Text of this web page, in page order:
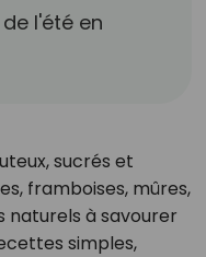
l'été en
sucrés et
framboises, mûres,
naturels à savourer
simples,